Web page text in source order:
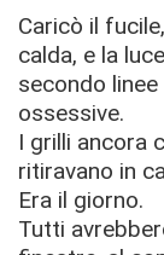
Caricò il
calda, e la
secondo
ossessive.
I grilli ancora
ritiravano in
Era il giorno.
Tutti